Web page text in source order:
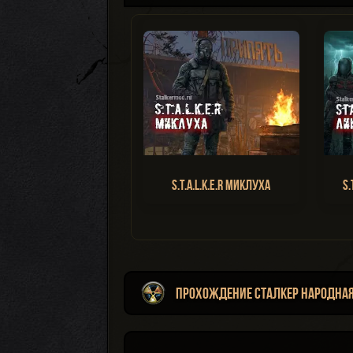
S.T.A.L.K.E.R Миклуха
Прохождение Сталкер